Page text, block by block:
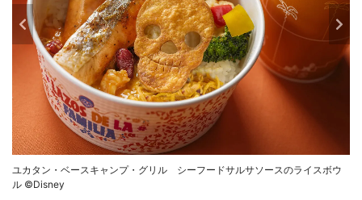
ユカタン・ベースキャンプ・グリル シーフードサルサソースのライスボウ
ル ©Disney